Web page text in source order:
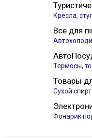
Кресла,
Все для
Термосы,
Товары
Сухой спирт
Фонарик